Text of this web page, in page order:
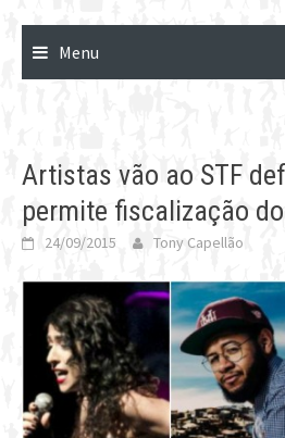
Menu
Artistas vão ao STF
permite fiscalização
24/09/2015 Tony Capellão